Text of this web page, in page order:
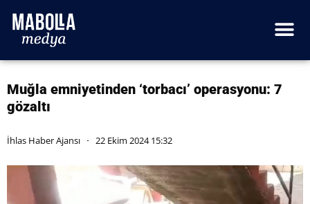
Muğla emniyetinden ‘torbacı’ operasyonu: 7
gözaltı
İhlas Haber Ajansı 22 Ekim 2024 15:32